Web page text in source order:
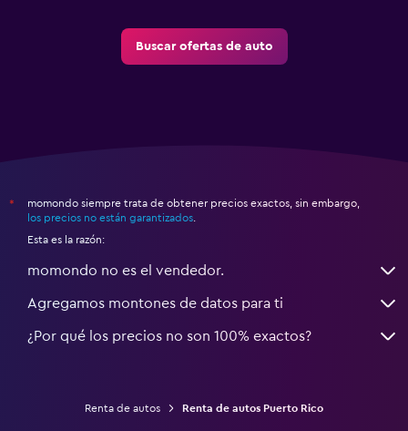
Buscar ofertas de auto
*
momondo siempre trata de obtener precios exactos, sin embargo,
los precios no están garantizados.
Esta es la razón:
momondo no es el vendedor.
Agregamos montones de datos para ti
¿Por qué los precios no son 100% exactos?
Renta de autos Renta de autos Puerto Rico